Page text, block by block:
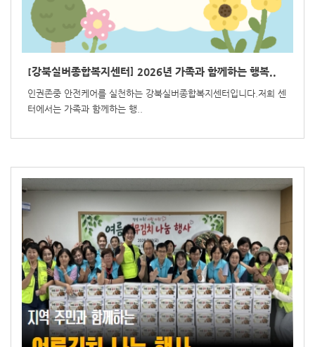
[강북실버종합복지센터] 2026년 가족과 함께하는 행복..
인권존중 안전케어를 실천하는 강북실버종합복지센터입니다.저희 센
터에서는 가족과 함께하는 행..